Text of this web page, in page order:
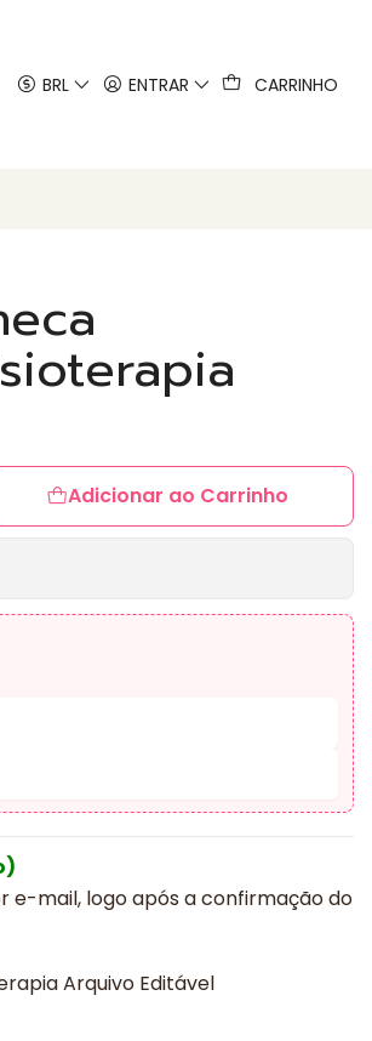
BRL ENTRAR CARRINHO
Adicionar ao Carrinho
e-mail, logo após a confirmação do
Arquivo Editável